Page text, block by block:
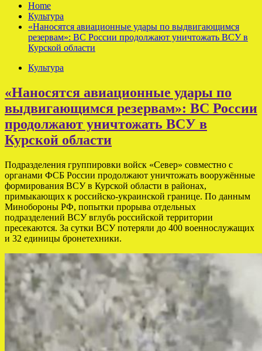
Home
Культура
«Наносятся авиационные удары по выдвигающимся
резервам»: ВС России продолжают уничтожать ВСУ в
Курской области
Культура
«Наносятся авиационные удары по
выдвигающимся резервам»: ВС России
продолжают уничтожать ВСУ в
Курской области
Подразделения группировки войск «Север» совместно с
органами ФСБ России продолжают уничтожать вооружённые
формирования ВСУ в Курской области в районах,
примыкающих к российско-украинской границе. По данным
Минобороны РФ, попытки прорыва отдельных
подразделений ВСУ вглубь российской территории
пресекаются. За сутки ВСУ потеряли до 400 военнослужащих
и 32 единицы бронетехники.